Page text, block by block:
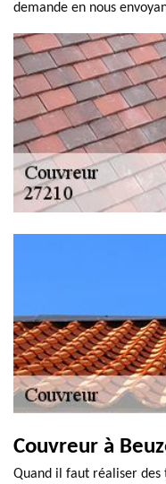
demande en nous
Couvreur à
Quand il faut réaliser des